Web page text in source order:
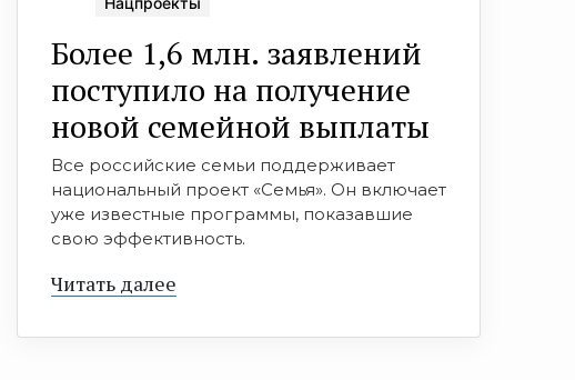
Более 1,6 млн. зaявлений
поступило на получение
новой семейной выплаты
Все российские семьи поддерживает
национальный проект «Семья». Он включает
уже известные программы, показавшие
свою эффективность.
Читать далее